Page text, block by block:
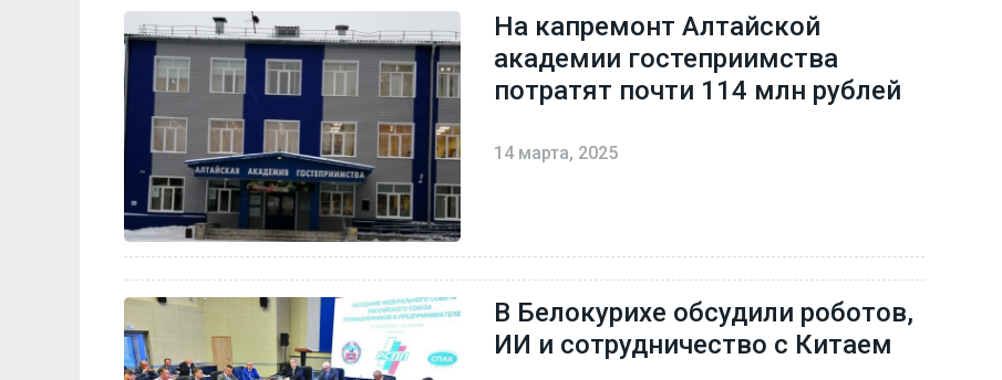
На капремонт Алтайской
академии гостеприимства
потратят почти 114 млн рублей
14 марта, 2025
В Белокурихе обсудили роботов,
ИИ и сотрудничество с Китаем